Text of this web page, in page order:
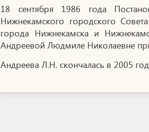
18 сентября 1986 года
Нижнекамского городского
города Нижнекамска и
Андреевой Людмиле Николаевне
Андреева Л.Н. скончалась в 2005